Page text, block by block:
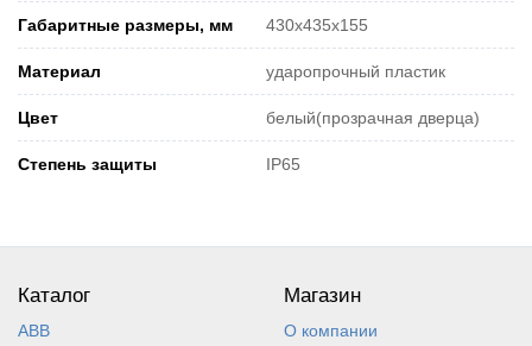
Габаритные размеры, мм 430х435х155
Материал ударопрочный пластик
Цвет белый(прозрачная дверца)
Степень защиты IP65
Каталог
ABB
Магазин
О компании